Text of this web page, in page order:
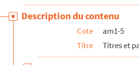
Description du contenu
Cote
am1-5
Titre
Titres et